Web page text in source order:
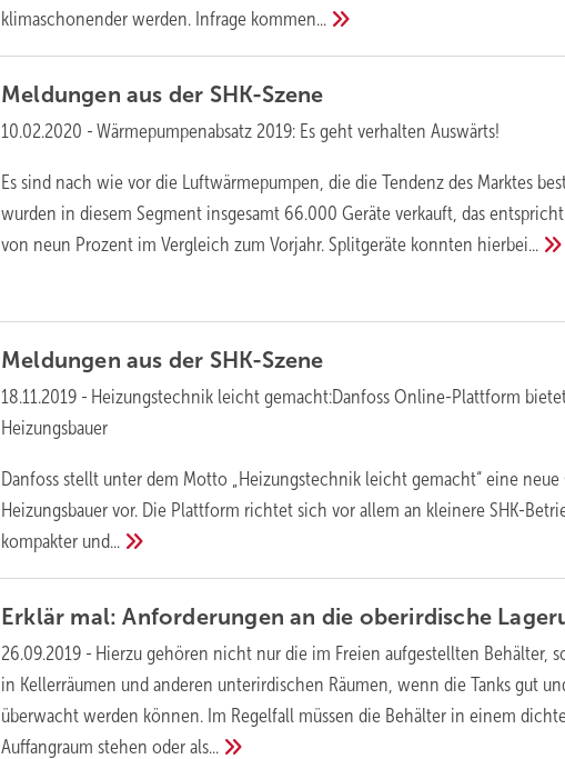
klimaschonender werden. Infrage kommen...
Meldungen aus der SHK-Szene
10.02.2020 - Wärmepumpenabsatz 2019: Es geht verhalten Auswärts!
Es sind nach wie vor die Luftwärmepumpen, die die Tendenz des Marktes
wurden in diesem Segment insgesamt 66.000 Geräte verkauft, das
von neun Prozent im Vergleich zum Vorjahr. Splitgeräte konnten hierbei...
Meldungen aus der SHK-Szene
18.11.2019 - Heizungstechnik leicht gemacht:Danfoss Online-Plattform
Heizungsbauer
Danfoss stellt unter dem Motto „Heizungstechnik leicht gemacht“ eine
Heizungsbauer vor. Die Plattform richtet sich vor allem an kleinere SHK-
kompakter und...
Erklär mal: Anforderungen an die oberirdische
26.09.2019 - Hierzu gehören nicht nur die im Freien aufgestellten Behälter,
in Kellerräumen und anderen unterirdischen Räumen, wenn die Tanks gut
überwacht werden können. Im Regelfall müssen die Behälter in einem
Auffangraum stehen oderals...